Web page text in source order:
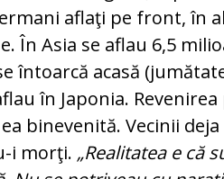
aflaţi pe front, în
În Asia se aflau 6,5
întoarcă acasă
în Japonia.
binevenită. Vecinii
i morţi. „Realitatea e că